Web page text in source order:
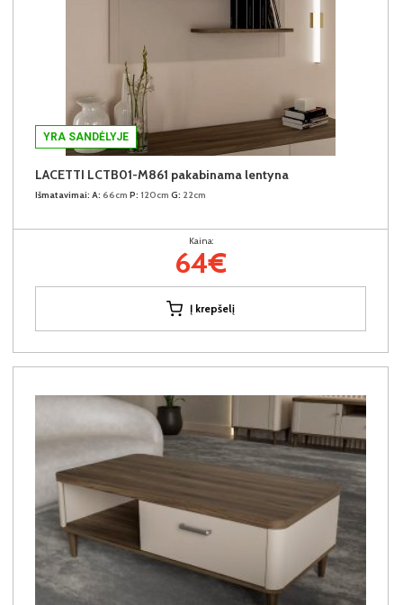
YRA SANDĖLYJE
LACETTI LCTB01-M861 pakabinama lentyna
Išmatavimai: A: 66cm P: 120cm G: 22cm
Kaina:
64€
Į krepšelį